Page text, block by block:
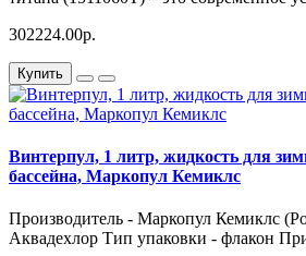
302224.00р.
Купить
Винтерпул, 1 литр, жидкость для
бассейна, Маркопул Кемиклс
Производитель - Маркопул Кемиклс
Аквадехлор Тип упаковки - флакон